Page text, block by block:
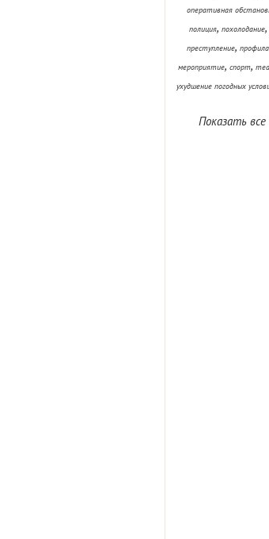
оперативная
полиция, похолодание,
преступление,
мероприятие, спорт,
ухудшение погодных
Показать